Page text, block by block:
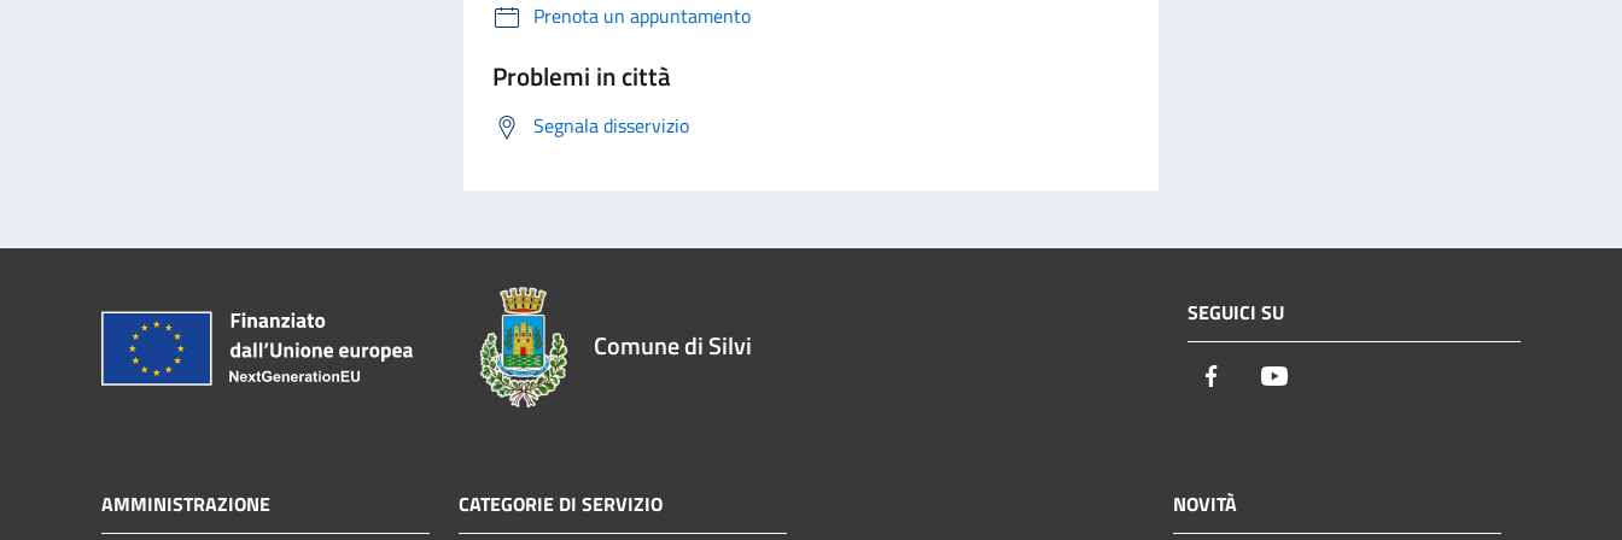
Prenota un appuntamento
Problemi in città
Segnala disservizio
Comune di Silvi
SEGUICI SU
Facebook
AMMINISTRAZIONE CATEGORIE DI SERVIZIO NOVITÀ